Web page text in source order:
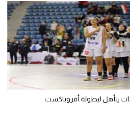
يتأهل لبطولة أفروباكست